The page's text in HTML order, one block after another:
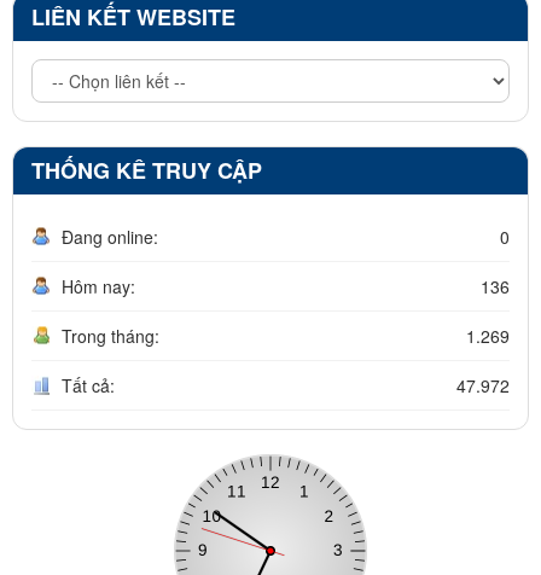
LIÊN KẾT WEBSITE
THỐNG KÊ TRUY CẬP
Đang online: 0
Hôm nay: 136
Trong tháng: 1.269
Tất cả: 47.972